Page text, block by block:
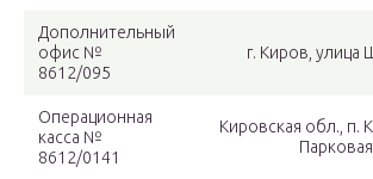
Дополнительный
офис №
8612/095
г. Киров, улица
Операционная
касса №
8612/0141
Кировская обл., п.